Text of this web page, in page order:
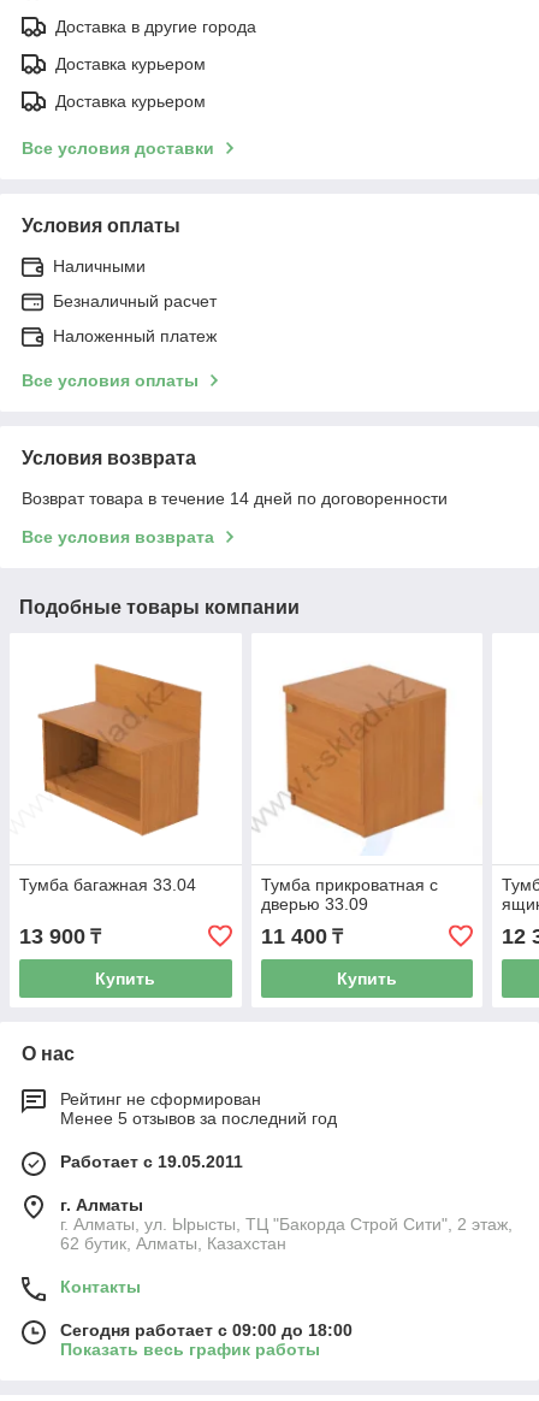
Доставка в другие города
Доставка курьером
Доставка курьером
Все условия доставки
Условия оплаты
Наличными
Безналичный расчет
Наложенный платеж
Все условия оплаты
Условия возврата
Возврат товара в течение 14 дней по договоренности
Все условия возврата
Подобные товары компании
Тумба багажная 33.04
13 900 ₸
Купить
Тумба прикроватная с
дверью 33.09
11 400₸
Купить
12
О нас
Рейтинг не сформирован
Менее 5 отзывов за последний год
Работает с 19.05.2011
г. Алматы
г. Алматы, ул. Ырысты, ТЦ "Бакорда Строй Сити", 2 этаж,
62 бутик, Алматы, Казахстан
Контакты
Сегодня работает с 09:00 до 18:00
Показать весь график работы